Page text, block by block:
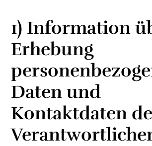
1) Information
Erhebung
Daten und
Kontaktdaten